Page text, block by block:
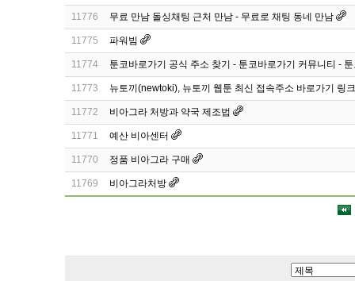
11776 무료 만남 돌싱채팅 근처 만남 - 무료로 채팅 동네 만남
11775 파워빔
11774 툰코바로가기 공식 주소 찾기 - 툰코바로가기 커뮤니티 -
11773 뉴토끼(newtoki), 뉴토끼 웹툰 최신 접속주소 바로가기 링
11772 비아그라 처방과 약국 제조법
11771 예산 비아센터
11770 정품 비아그라 구매
11769 비아그라처방